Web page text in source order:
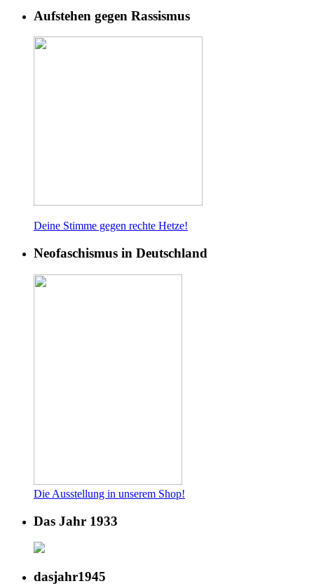
Aufstehen gegen Rassismus
Deine Stimme gegen rechte Hetze!
Neofaschismus in Deutschland
Die Ausstellung in unserem Shop!
Das Jahr 1933
dasjahr1945